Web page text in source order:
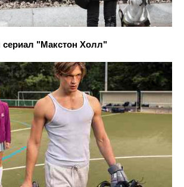
сериал "Макстон Холл"